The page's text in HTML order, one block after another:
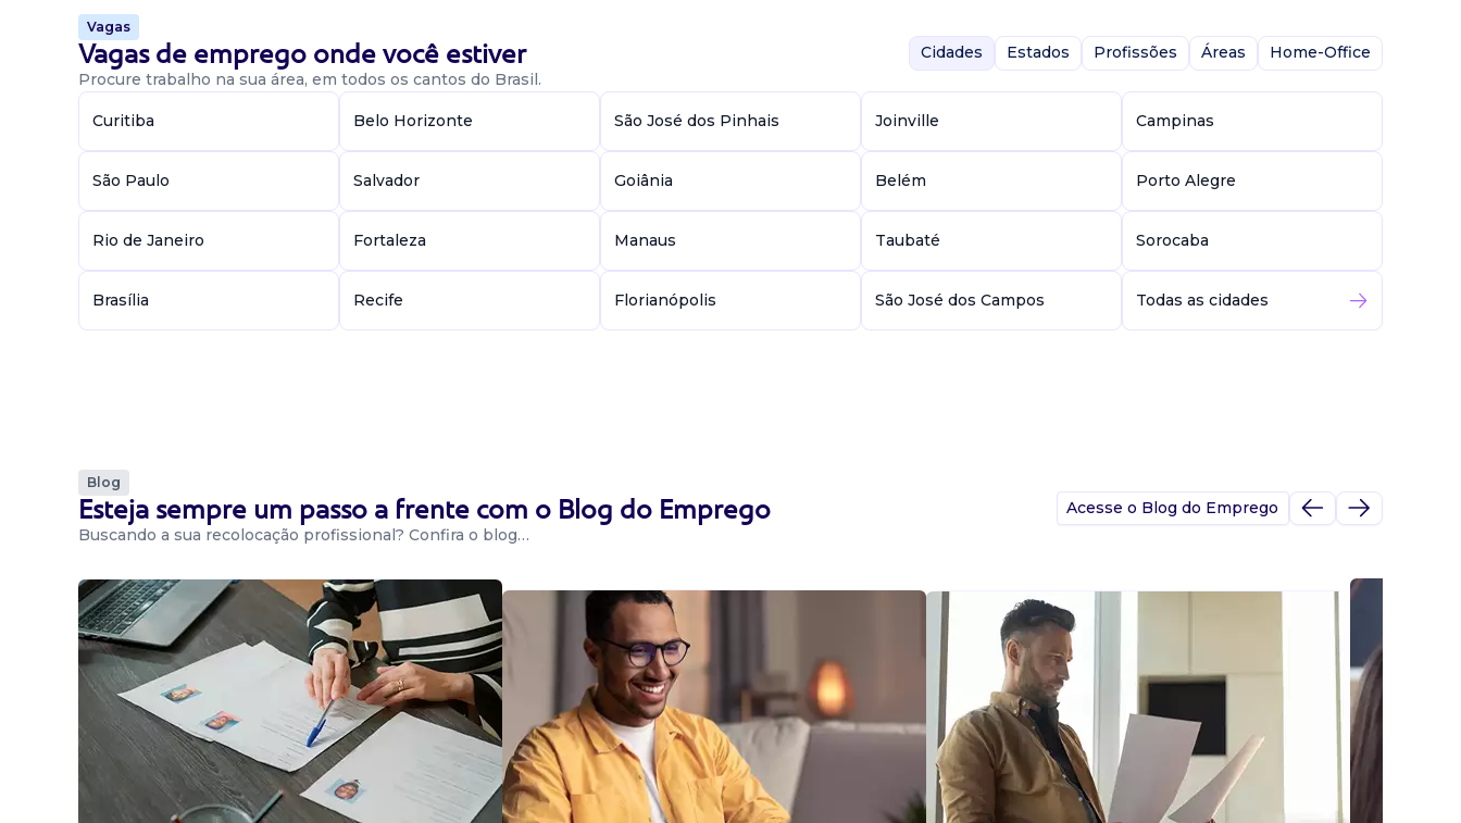
Vagas
Vagas de emprego onde você estiver
Procure trabalho na sua área, em todos os cantos do Brasil.
Cidades Estados Profissões Áreas Home-Office
Curitiba Belo Horizonte São José dos Pinhais Joinville Campinas
São Paulo Salvador Goiânia Belém Porto Alegre
Rio de Janeiro Fortaleza Manaus Taubaté Sorocaba
Brasília Recife Florianópolis São José dos Campos Todas as cidades
Blog
Esteja sempre um passo a frente com o Blog do Emprego
Buscando a sua recolocação profissional? Confira o blog…
Acesse o Blog do Emprego